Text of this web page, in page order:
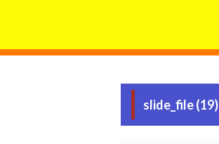
slide_file (19)